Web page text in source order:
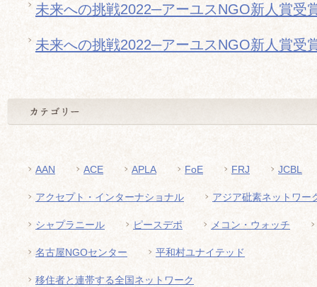
未来への挑戦2022─アーユスNGO新人賞受
未来への挑戦2022─アーユスNGO新人賞受
AAN ACE APLA FoE FRJ JCBL
アクセプト・インターナショナル アジア砒素ネットワー
シャプラニール ピースデポ メコン・ウォッチ
名古屋NGOセンター 平和村ユナイテッド
移住者と連帯する全国ネットワーク